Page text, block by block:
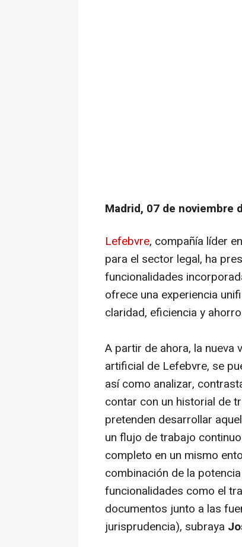
Madrid, 07 de noviembre
Lefebvre, compañía líder
para el sector legal, ha
funcionalidades
ofrece una experiencia
claridad, eficiencia y
A partir de ahora, la nueva
artificial de Lefebvre, se
así como analizar,
contar con un historial de
pretenden desarrollar
un flujo de trabajo
completo en un mismo
combinación de la
funcionalidades como el
documentos junto a las
jurisprudencia), subraya